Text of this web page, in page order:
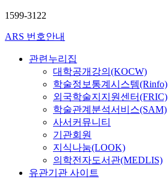
1599-3122
ARS 번호안내
관련누리집
대학공개강의(KOCW)
학술정보통계시스템(Rinfo)
외국학술지지원센터(FRIC)
학술관계분석서비스(SAM)
사서커뮤니티
기관회원
지식나눔(LOOK)
의학전자도서관(MEDLIS)
유관기관 사이트